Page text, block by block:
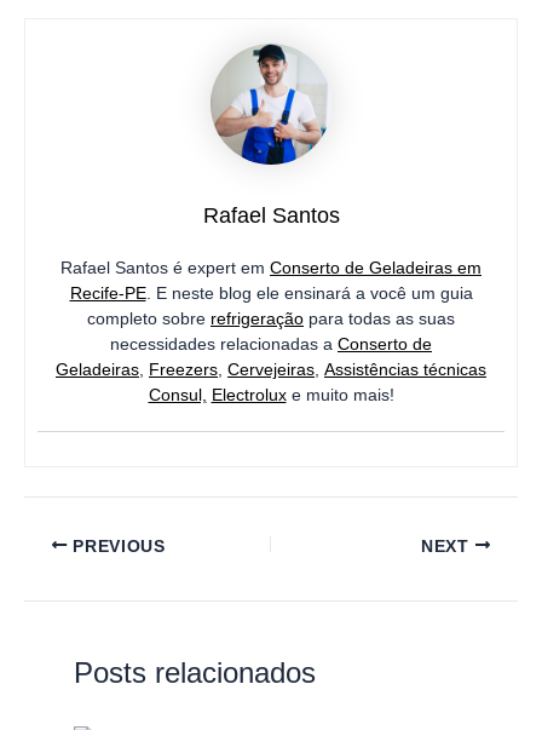
Rafael Santos
Rafael Santos é expert em Conserto de Geladeiras em
Recife-PE. E neste blog ele ensinará a você um guia
completo sobre refrigeração para todas as suas
necessidades relacionadas a Conserto de
Geladeiras, Freezers, Cervejeiras, Assistências técnicas
Consul, Electroluxe muito mais!
PREVIOUS NEXT
Posts relacionados